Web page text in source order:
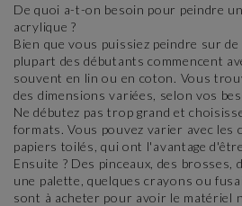
De quoi a-t-on besoin pour peindre
acrylique ?
Bien que vous puissiez peindre sur
plupart des débutants commencent
souvent en lin ou en coton. Vous
des dimensions variées, selon vos
Ne débutez pas trop grand et
formats. Vous pouvez varier avec les
papiers toilés, qui ont l'avantage
Ensuite ? Des pinceaux, des brosses,
une palette, quelques crayons ou
sont à acheter pour avoir le matériel